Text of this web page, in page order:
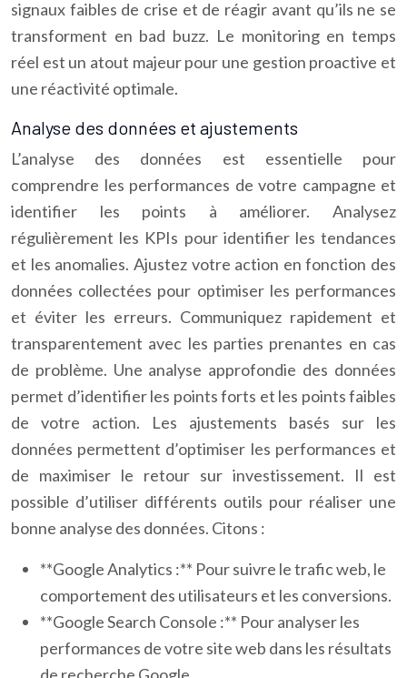
signaux faibles de crise et de réagir avant qu’ils ne se
transforment en bad buzz. Le monitoring en temps
réel est un atout majeur pour une gestion proactive et
une réactivité optimale.
Analyse des données et ajustements
L’analyse des données est essentielle pour
comprendre les performances de votre campagne et
identifier les points à améliorer. Analysez
régulièrement les KPIs pour identifier les tendances
et les anomalies. Ajustez votre action en fonction des
données collectées pour optimiser les performances
et éviter les erreurs. Communiquez rapidement et
transparentement avec les parties prenantes en cas
de problème. Une analyse approfondie des données
permet d’identifier les points forts et les points faibles
de votre action. Les ajustements basés sur les
données permettent d’optimiser les performances et
de maximiser le retour sur investissement. Il est
possible d’utiliser différents outils pour réaliser une
bonne analyse des données. Citons :
**Google Analytics :** Pour suivre le trafic web, le
comportement des utilisateurs et les conversions.
**Google Search Console :** Pour analyser les
performances de votre site web dans les résultats